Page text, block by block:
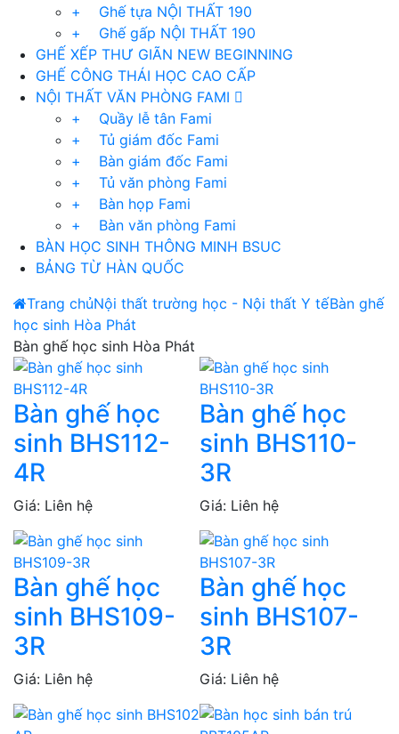
+ Ghế tựa NỘI THẤT 190
+ Ghế gấp NỘI THẤT 190
GHẾ XẾP THƯ GIÃN NEW BEGINNING
GHẾ CÔNG THÁI HỌC CAO CẤP
NỘI THẤT VĂN PHÒNG FAMI
+ Quầy lễ tân Fami
+ Tủ giám đốc Fami
+ Bàn giám đốc Fami
+ Tủ văn phòng Fami
+ Bàn họp Fami
+ Bàn văn phòng Fami
BÀN HỌC SINH THÔNG MINH BSUC
BẢNG TỪ HÀN QUỐC
Trang chủNội thất trường học - Nội thất Y tếBàn ghế
học sinh Hòa Phát
Bàn ghế học sinh Hòa Phát
Bàn ghế học
sinh BHS112-
4R
Giá: Liên hệ
Bàn ghế học
sinh BHS110-
3R
Giá: Liên hệ
Bàn ghế học
sinh BHS109-
3R
Giá: Liên hệ
Bàn ghế học
sinh BHS107-
3R
Giá: Liên hệ